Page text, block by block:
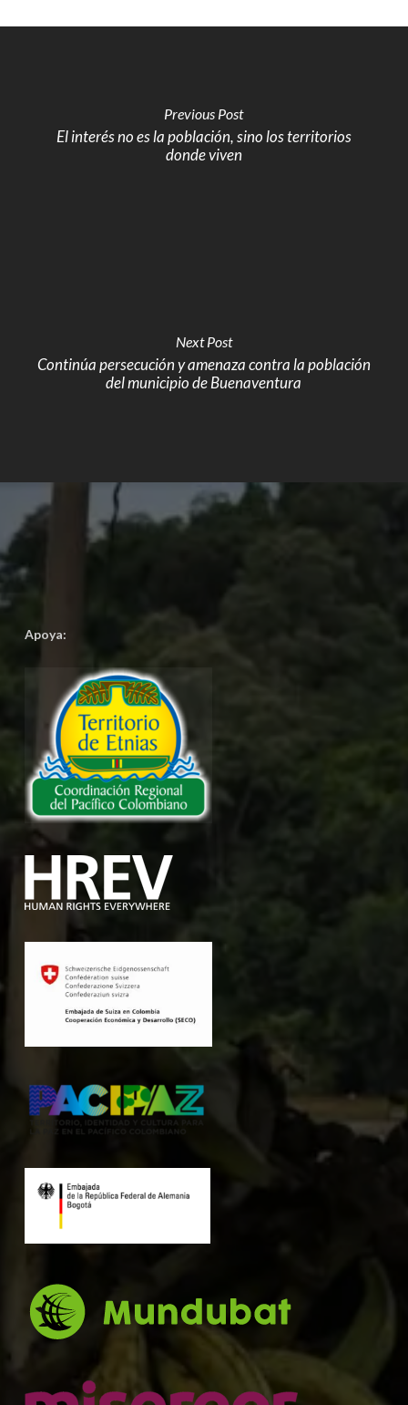
Previous Post
El interés no es la población, sino los territorios
donde viven
Next Post
Continúa persecución y amenaza contra la población
del municipio de Buenaventura
Apoya: